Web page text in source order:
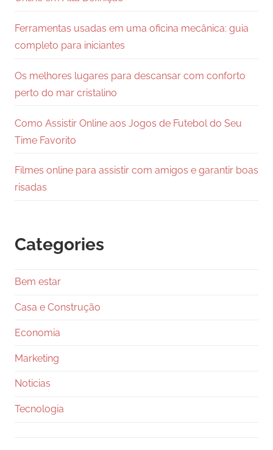
Ferramentas usadas em uma oficina mecânica: guia
completo para iniciantes
Os melhores lugares para descansar com conforto
perto do mar cristalino
Como Assistir Online aos Jogos de Futebol do Seu
Time Favorito
Filmes online para assistir com amigos e garantir boas
risadas
Categories
Bem estar
Casa e Construção
Economia
Marketing
Noticias
Tecnologia